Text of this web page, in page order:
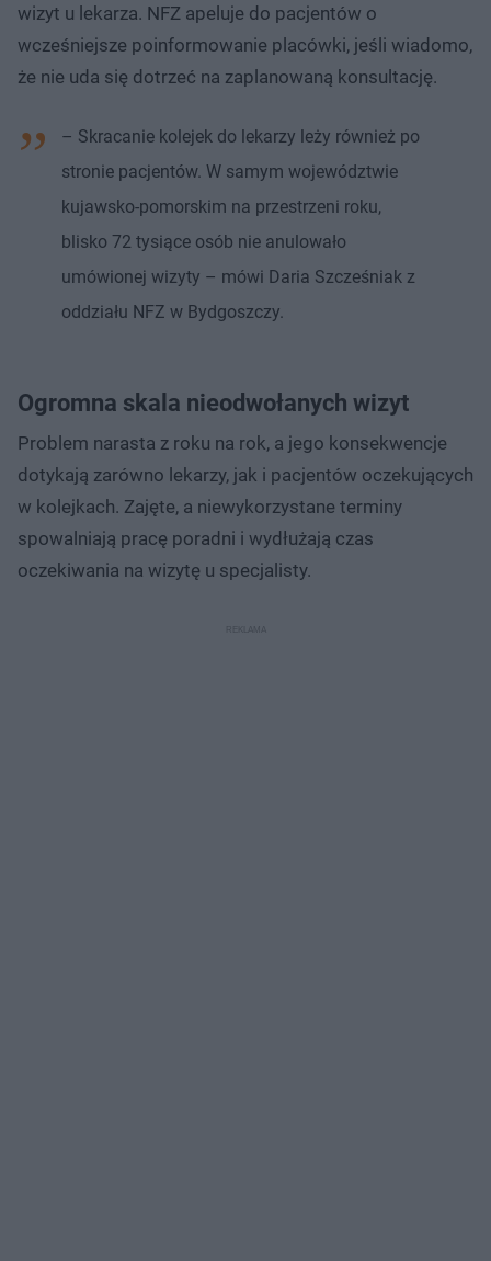
wizyt u lekarza. NFZ apeluje do pacjentów o
wcześniejsze poinformowanie placówki, jeśli wiadomo,
że nie uda się dotrzeć na zaplanowaną konsultację.
– Skracanie kolejek do lekarzy leży również po
stronie pacjentów. W samym województwie
kujawsko-pomorskim na przestrzeni roku,
blisko 72 tysiące osób nie anulowało
umówionej wizyty – mówi Daria Szcześniak z
oddziału NFZ w Bydgoszczy.
Ogromna skala nieodwołanych wizyt
Problem narasta z roku na rok, a jego konsekwencje
dotykają zarówno lekarzy, jak i pacjentów oczekujących
w kolejkach. Zajęte, a niewykorzystane terminy
spowalniają pracę poradni i wydłużają czas
oczekiwania na wizytę u specjalisty.